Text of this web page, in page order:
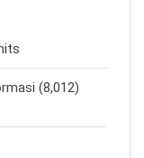
(8,012)